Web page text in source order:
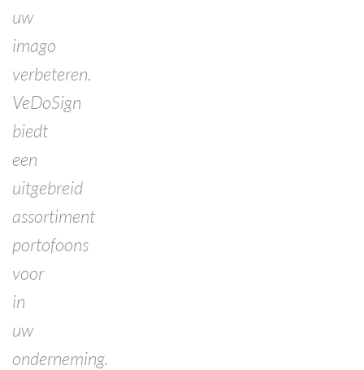
uw
imago
verbeteren.
VeDoSign
biedt
een
uitgebreid
assortiment
portofoons
voor
in
uw
onderneming.